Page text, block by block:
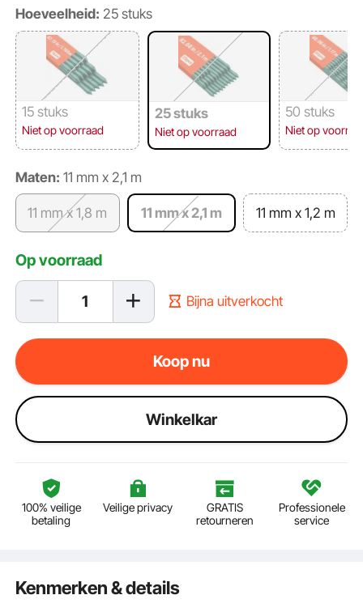
Hoeveelheid: 25 stuks
15 stuks
Niet op voorraad
25 stuks
Niet op voorraad
50 stuks
Niet op
Maten: 11 mm x 2,1 m
11 mm x 1,8 m 11 mm x 2,1 m 11 mm x 1,2 m
Op voorraad
Bijna uitverkocht
Koop nu
Winkelkar
100% veilige
betaling
Veilige privacy
GRATIS
retourneren
Professionele
service
Kenmerken & details